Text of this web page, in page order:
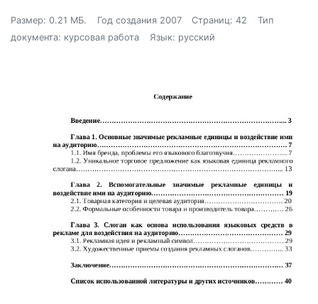
Размер: 0.21 МБ. Год создания 2007 Страниц: 42
Тип
документа: курсовая работа
Язык: русский